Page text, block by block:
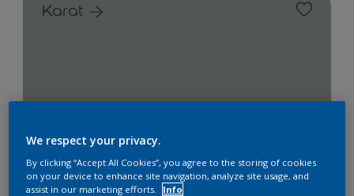
Karat
We respect your privacy.
By clicking “Accept All Cookies”, you agree to the storing of cookies
on your device to enhance site navigation, analyze site usage, and
assist in our marketing efforts.
Info